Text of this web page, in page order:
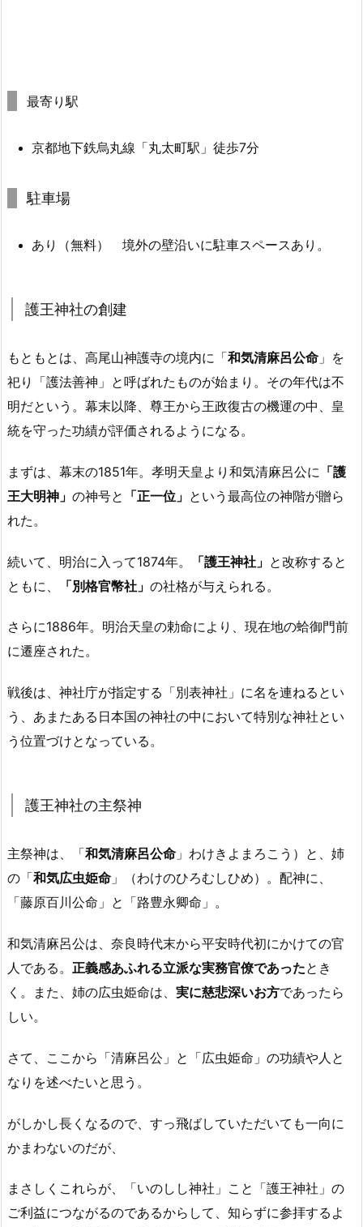
最寄り駅
京都地下鉄烏丸線「丸太町駅」徒歩7分
駐車場
あり（無料） 境外の壁沿いに駐車スペースあり。
護王神社の創建
もともとは、高尾山神護寺の境内に 「和気清麻呂公命 」 を
祀り「護法善神」と呼ばれたものが始まり。その年代は不
明だという。幕末以降、尊王から王政復古の機運の中、 皇
統を守った功績が評価されるようになる。
まずは、幕末の1851年。孝明天皇より和気清麻呂公に 「護
王大明神」 の神号と 「正一位」 という最高位の神階が贈ら
れた。
続いて、明治に入って1874年。 「護王神社」 と改称すると
ともに、
「別格官幣社」 の社格が与えられる。
さらに1886年。明治天皇の勅命により、現在地の蛤御門前
に遷座された。
戦後は、神社庁が指定する「別表神社」に名を連ねるとい
う、あまたある日本国の神社の中において特別な神社とい
う位置づけとなっている。
護王神社の主祭神
主祭神は、「和気清麻呂公命 」わけきよまろこう）と、姉
の「和気広虫姫命 」（わけのひろむしひめ）。 配神に、
「藤原百川公命」と「路豊永卿命」。
和気清麻呂公は、奈良時代末から平安時代初にかけての官
人である。 正義感あふれる立派な実務官僚であったとき
く。また、姉の広虫姫命は、 実に慈悲深いお方であったら
しい。
さて、ここから「清麻呂公」と「広虫姫命」の功績や人と
なりを述べたいと思う。
がしかし長くなるので、すっ飛ばしていただいても一向に
かまわないのだが、
まさしくこれらが、「いのしし神社」こと「護王神社」の
ご利益につながるのであるからして、知らずに参拝するよ